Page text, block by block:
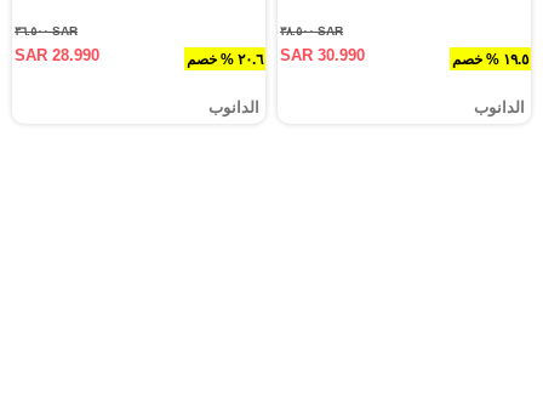
١٩.٥ % خصم
SAR ٣٨.٥٠٠
SAR 30.990
الدانوب
٢٠.٦ % خصم
SAR ٣٦.٥٠٠
SAR 28.990
الدانوب